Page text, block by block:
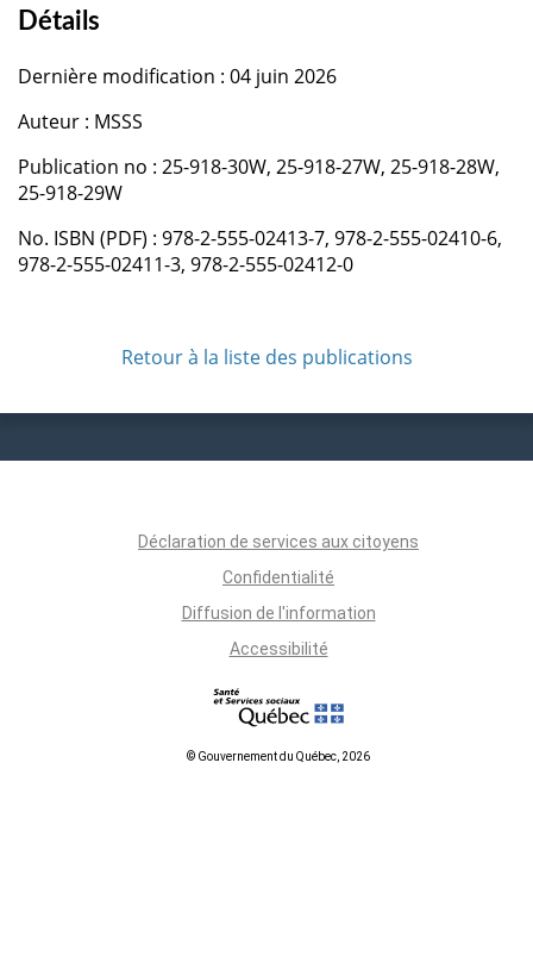
Détails
Dernière modification : 04 juin 2026
Auteur : MSSS
Publication no : 25-918-30W, 25-918-27W, 25-918-28W,
25-918-29W
No. ISBN (PDF) : 978-2-555-02413-7, 978-2-555-02410-6,
978-2-555-02411-3, 978-2-555-02412-0
Retour à la liste des publications
Déclaration de services aux citoyens
Confidentialité
Diffusion de l'information
Accessibilité
© Gouvernement du Québec, 2026